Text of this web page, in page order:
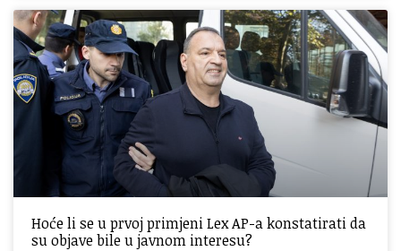
Hoće li se u prvoj primjeni Lex AP-a konstatirati da
su objave bile u javnom interesu?